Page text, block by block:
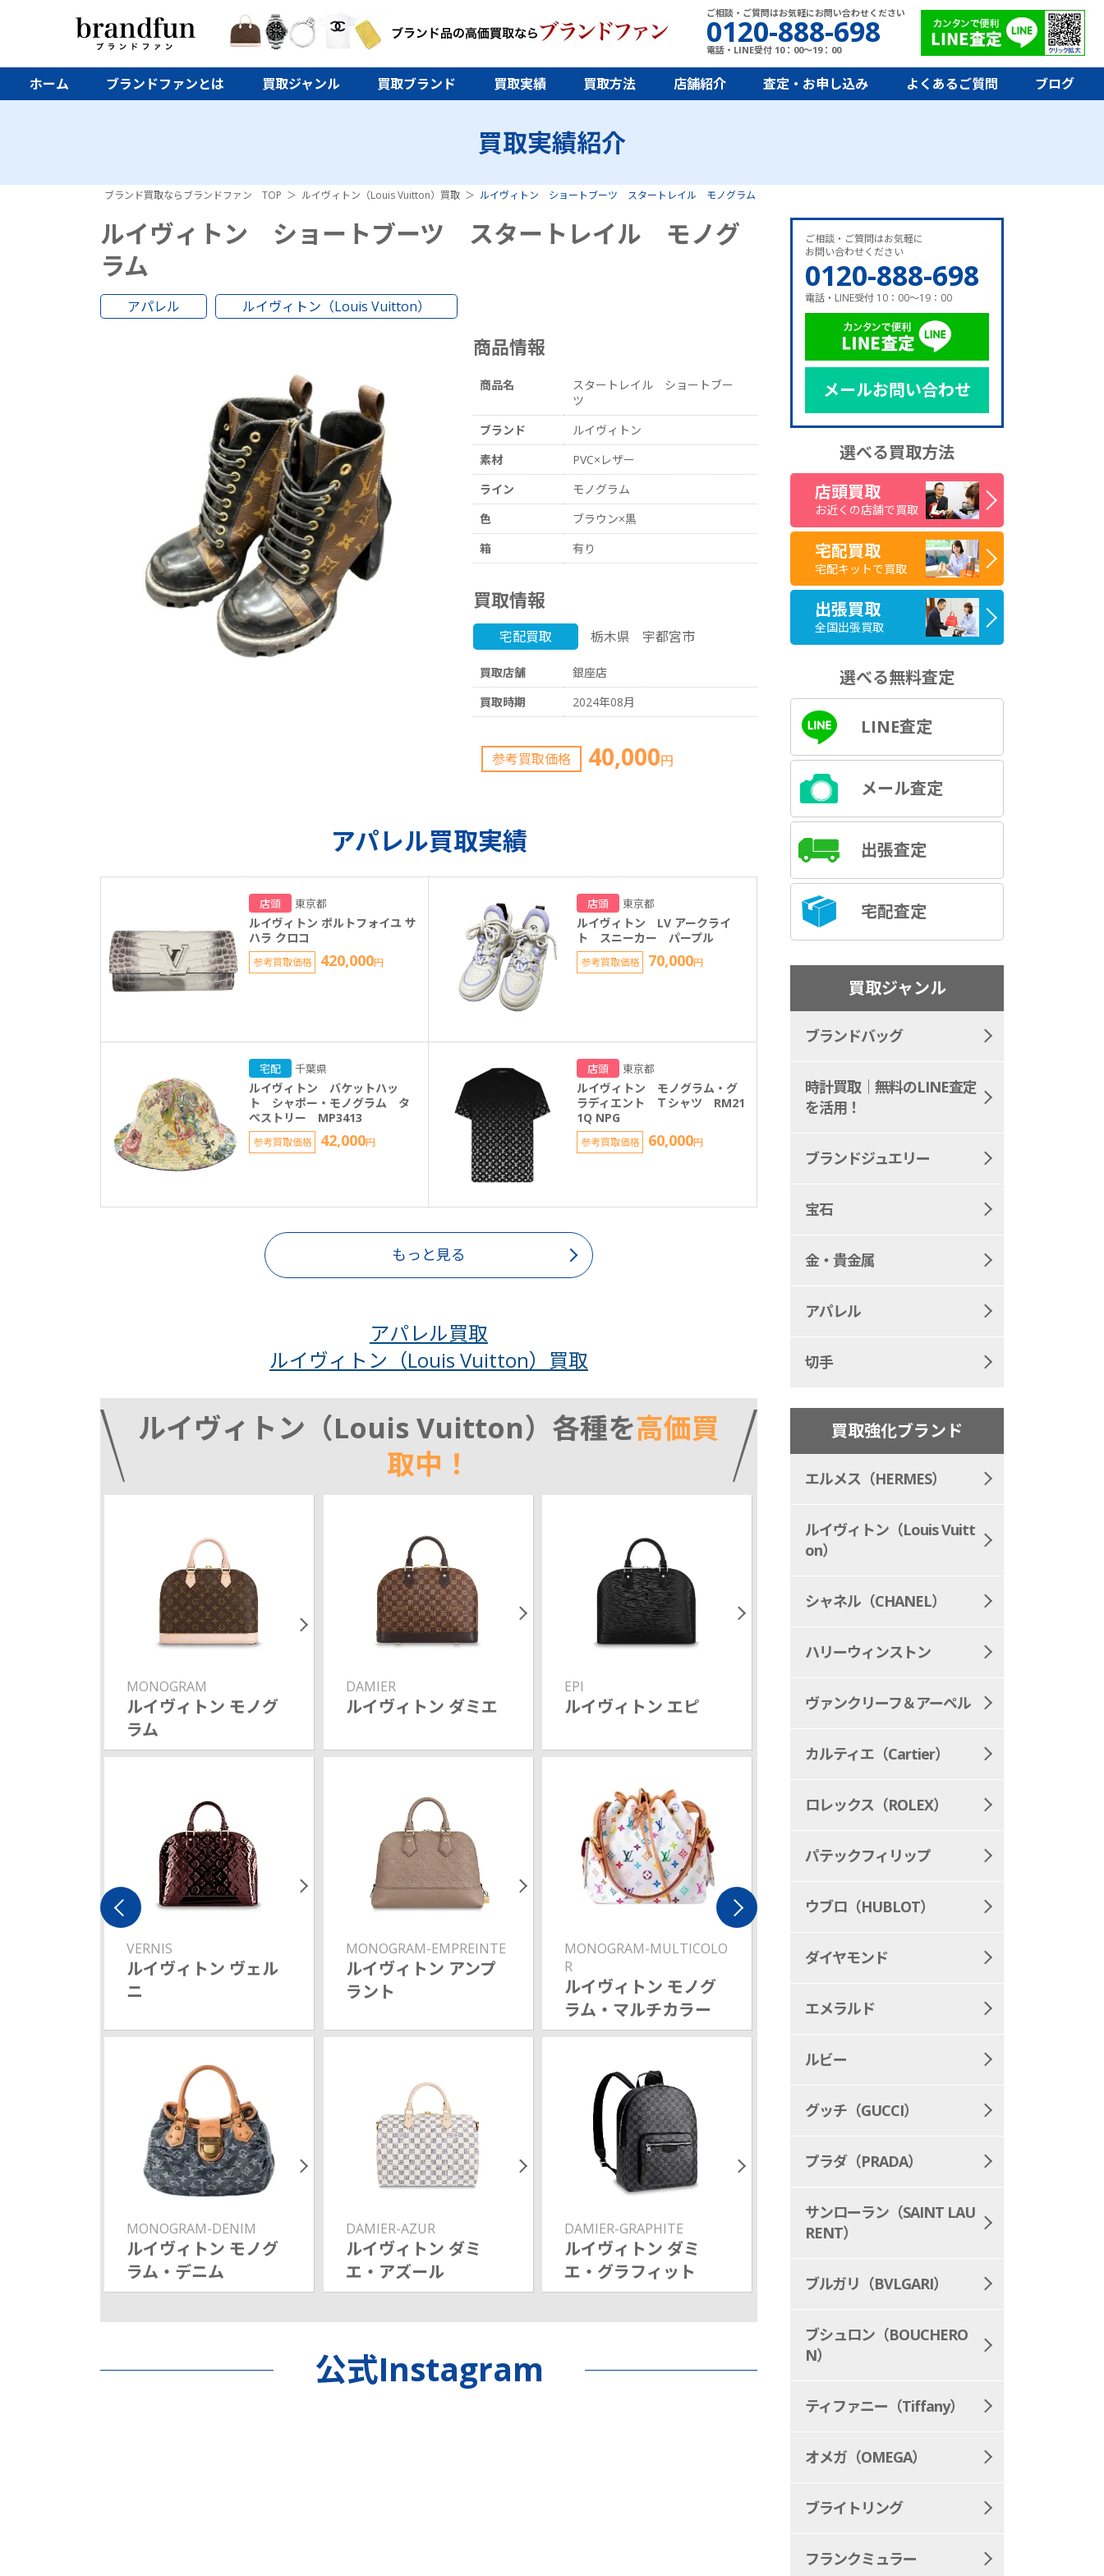
ご相談・ご質問はお気軽にお問い合わせください
0120-888-698
電話・LINE受付 10：00～19：00
ホーム ブランドファンとは 買取ジャンル 買取ブランド 買取実績 買取方法 店舗紹介 査定・お申し込み よくあるご質問 ブログ
買取実績紹介
ブランド買取ならブランドファン TOP ルイヴィトン（Louis Vuitton）買取 ルイヴィトン ショートブーツ スタートレイル モノグラム
ルイヴィトン ショートブーツ スタートレイル モノグ
ラム
アパレル ルイヴィトン（Louis Vuitton）
商品情報
商品名
スタートレイル ショートブー
ツ
ブランド
ルイヴィトン
素材
PVC×レザー
ライン
モノグラム
色
ブラウン×黒
箱
有り
買取情報
宅配買取 栃木県 宇都宮市
買取店舗
銀座店
買取時期
2024年08月
参考買取価格 40,000円
アパレル買取実績
店頭 東京都
ルイヴィトン ポルトフォイユ サ
ハラ クロコ
参考買取価格 420,000円
店頭 東京都
ルイヴィトン LV アークライ
ト スニーカー パープル
参考買取価格 70,000円
宅配 千葉県
ルイヴィトン バケットハッ
ト シャポー・モノグラム タ
ペストリー MP3413
参考買取価格 42,000円
店頭 東京都
ルイヴィトン モノグラム・グ
ラディエント Ｔシャツ RM21
1Q NPG
参考買取価格 60,000円
もっと見る
アパレル買取
ルイヴィトン（Louis Vuitton）買取
ルイヴィトン（Louis Vuitton）各種を高価買
取中！
MONOGRAM
ルイヴィトン モノグ
ラム
DAMIER
ルイヴィトン ダミエ
EPI
ルイヴィトン エピ
VERNIS
ルイヴィトン ヴェル
ニ
MONOGRAM-EMPREINTE
ルイヴィトン アンプ
ラント
MONOGRAM-MULTICOLO
R
ルイヴィトン モノグ
ラム・マルチカラー
MONOGRAM-DENIM
ルイヴィトン モノグ
ラム・デニム
DAMIER-AZUR
ルイヴィトン ダミ
エ・アズール
DAMIER-GRAPHITE
ルイヴィトン ダミ
エ・グラフィット
ルイヴィトン マヒナ
TAIGA
ルイヴィトン タイガ
LV-CLAFTY
ルイヴィトン LVクラ
公式Instagram
ご相談・ご質問はお気軽に
お問い合わせください
0120-888-698
電話・LINE受付 10：00～19：00
メールお問い合わせ
選べる買取方法
店頭買取
お近くの店舗で買取
宅配買取
宅配キットで買取
出張買取
全国出張買取
選べる無料査定
LINE査定
メール査定
出張査定
宅配査定
買取ジャンル
ブランドバッグ
時計買取｜無料のLINE査定
を活用！
ブランドジュエリー
宝石
金・貴金属
アパレル
切手
買取強化ブランド
エルメス（HERMES）
ルイヴィトン（Louis Vuitt
on）
シャネル（CHANEL）
ハリーウィンストン
ヴァンクリーフ＆アーペル
カルティエ（Cartier）
ロレックス（ROLEX）
パテックフィリップ
ウブロ（HUBLOT）
ダイヤモンド
エメラルド
ルビー
グッチ（GUCCI）
プラダ（PRADA）
サンローラン（SAINT LAU
RENT）
ブルガリ（BVLGARI）
ブシュロン（BOUCHERO
N）
ティファニー（Tiffany）
オメガ（OMEGA）
ブライトリング
フランクミュラー